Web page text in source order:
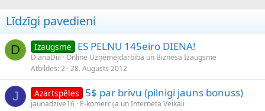
Līdzīgi pavedieni
D Izaugsme ES PELNU 145eiro DIENA!
DianaDiii Online Uzņēmējdarbība un Biznesa Izaugsme
Atbildes 2 28. Augusts 2012
J Azartspēles 5$ par brivu (pilnigi jauns bonuss)
jaunadzive16 E-komercija un Interneta Veikali